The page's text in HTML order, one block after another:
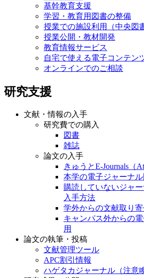
基幹教育支援
学習・教育用図書の整備
授業での施設利用（中央図
授業公開・教材開発
教育情報サービス
自宅で使える電子コンテン
オンラインでのご相談
研究支援
文献・情報の入手
研究費での購入
図書
雑誌
論文の入手
きゅうとE-Journals（
本学の電子ジャーナ
購読していないジャ
入手方法
学外からの文献取り
キャンパス外からの
用
論文の執筆・投稿
文献管理ツール
APC割引情報
ハゲタカジャーナル（注意